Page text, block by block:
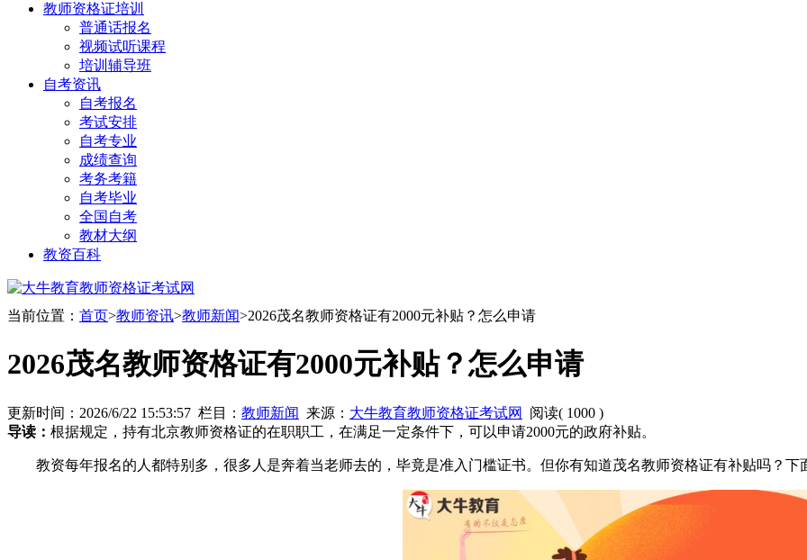
教师资格证培训
普通话报名
视频试听课程
培训辅导班
自考资讯
自考报名
考试安排
自考专业
成绩查询
考务考籍
自考毕业
全国自考
教材大纲
教资百科
当前位置： 首页>教师资讯>教师新闻>2026茂名教师资格证有2000元补贴？怎么申请
2026茂名教师资格证有2000元补贴？怎么申请
更新时间：2026/6/22 15:53:57 栏目： 教师新闻 来源： 大牛教育教师资格证考试网 阅读( 1000 )
导读： 根据规定，持有北京教师资格证的在职职工，在满足一定条件下，可以申请2000元的政府补贴。
教资每年报名的人都特别多，很多人是奔着当老师去的，毕竟是准入门槛证书。但你有知道茂名教师资格证有补贴吗？下